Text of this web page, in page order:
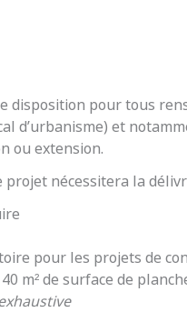
disposition pour tous
d’urbanisme) et
ou extension.
nécessitera la
pour les projets de
m² de surface de